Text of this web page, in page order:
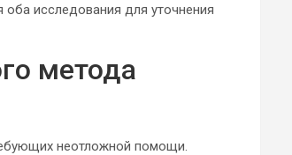
оба исследования для уточнения
метода
неотложной помощи.